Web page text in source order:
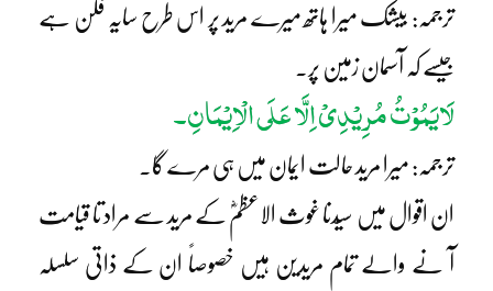
ترجمہ: بیشک میرا ہاتھ میرے مرید پر اس طرح سایہ فگن ہے
جیسے کہ آسمان زمین پر۔
لَایَمُوْتُ مُرِیْدِیْ اِلَّا عَلَی الْاِیْمَانِ۔
ترجمہ: میرا مرید حالت ایمان میں ہی مرے گا۔
ان اقوال میں سیّدنا غوث الاعظمؓ کے مرید سے مراد تا قیامت
آ نے والے تمام مریدین ہیں خصوصاً ان کے ذاتی سلسلہ